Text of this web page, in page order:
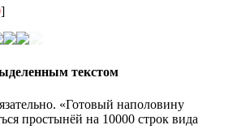
]
текстом
«Готовый наполовину
простынёй на 10000 строк вида